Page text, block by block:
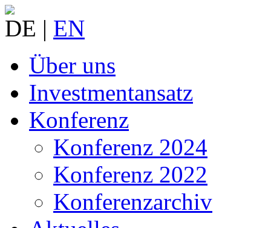
DE | EN
Über uns
Investmentansatz
Konferenz
Konferenz 2024
Konferenz 2022
Konferenzarchiv